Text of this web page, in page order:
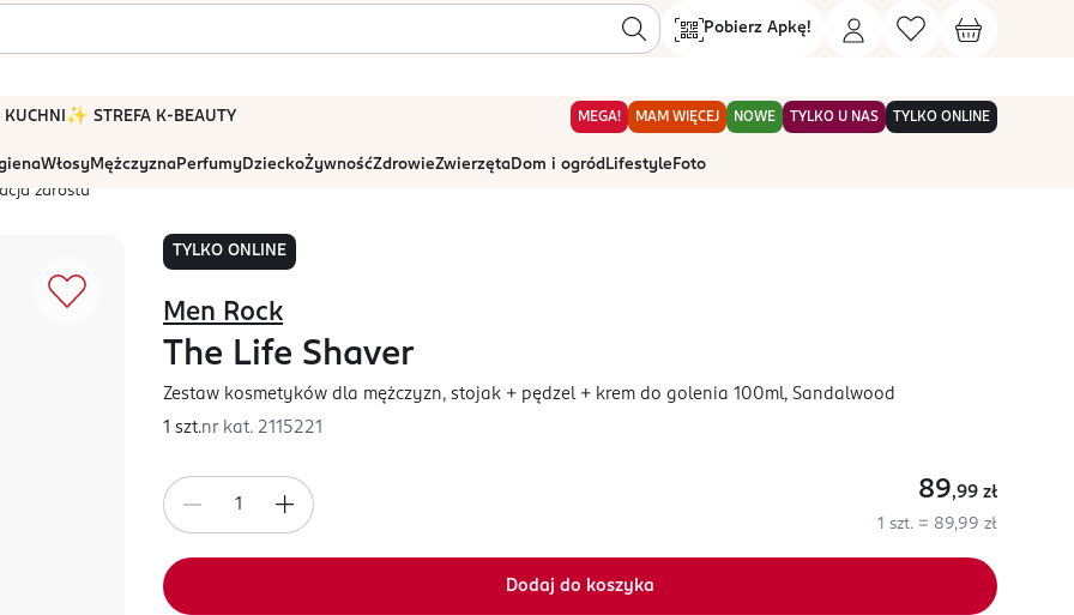
Pobierz Apkę!
KUCHNI ✨ STREFA K-BEAUTY MEGA! MAM WIĘCEJ NOWE TYLKO U NAS TYLKO ONLINE
WłosyMężczyznaPerfumyDzieckoŻywnośćZdrowieZwierzętaDom i ogród Lifestyle Foto
zarostu
TYLKO ONLINE
Men Rock
The Life Shaver
Zestaw kosmetyków dla mężczyzn, stojak + pędzel + krem do golenia 100ml, Sandalwood
1 szt.nr kat. 2115221
89,99 zł
1 szt. = 89,99 zł
Dodaj do koszyka